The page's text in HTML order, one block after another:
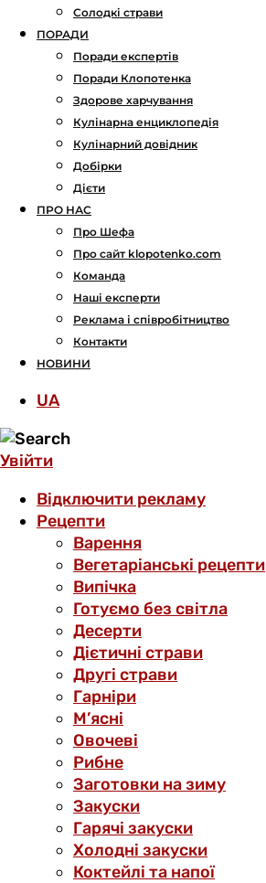
Солодкі страви
ПОРАДИ
Поради експертів
Поради Клопотенка
Здорове харчування
Кулінарна енциклопедія
Кулінарний довідник
Добірки
Дієти
ПРО НАС
Про Шефа
Про сайт klopotenko.com
Команда
Наші експерти
Реклама і співробітництво
Контакти
НОВИНИ
UA
Увійти
Відключити рекламу
Рецепти
Варення
Вегетаріанські рецепти
Випічка
Готуємо без світла
Десерти
Дієтичні страви
Другі страви
Гарніри
М’ясні
Овочеві
Рибне
Заготовки на зиму
Закуски
Гарячі закуски
Холодні закуски
Коктейлі та напої